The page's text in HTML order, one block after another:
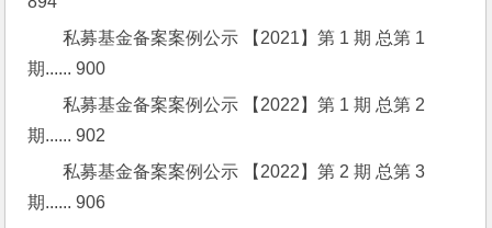
私募基金备案案例公示 【2021】第 1 期 总第 1
期...... 900
私募基金备案案例公示 【2022】第 1 期 总第 2
期...... 902
私募基金备案案例公示 【2022】第 2 期 总第 3
期...... 906